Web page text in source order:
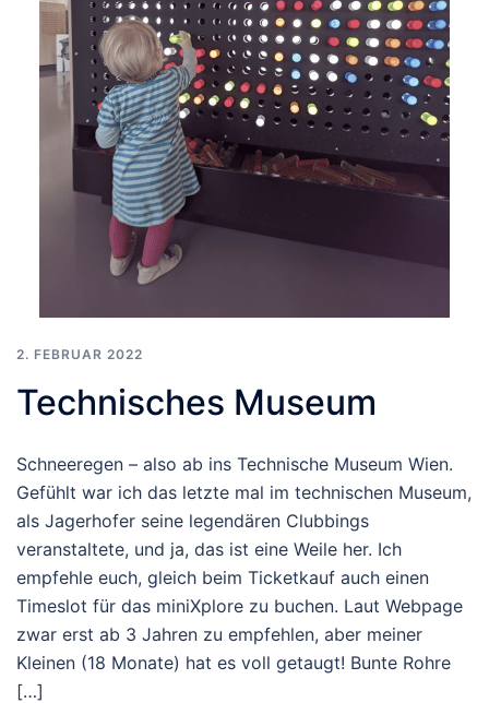
2. FEBRUAR 2022
Technisches Museum
Schneeregen – also ab ins Technische Museum Wien.
Gefühlt war ich das letzte mal im technischen Museum,
als Jagerhofer seine legendären Clubbings
veranstaltete, und ja, das ist eine Weile her. Ich
empfehle euch, gleich beim Ticketkauf auch einen
Timeslot für das miniXplore zu buchen. Laut Webpage
zwar erst ab 3 Jahren zu empfehlen, aber meiner
Kleinen (18 Monate) hat es voll getaugt! Bunte Rohre
[…]